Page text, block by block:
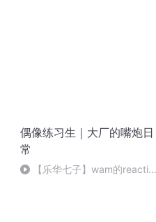
偶像练习生｜大厂的嘴炮日
常
【乐华七子】wam的reaction